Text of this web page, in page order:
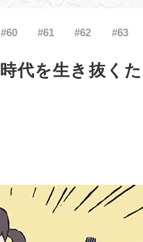
#60 #61 #62 #63
代を生き抜く